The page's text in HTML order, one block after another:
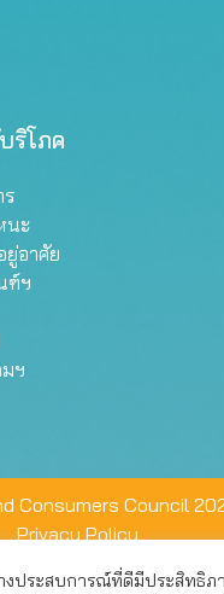
ริโภค
ร
นะ
ยู่อาศัย
ฑ์ฯ
ฯ
Consumers Council
Privacy Policy
างประสบการณ์ที่ดีมีประสิทธิ